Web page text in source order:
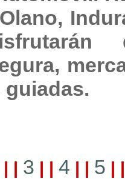
| | 3 | | 4 | | 5 |